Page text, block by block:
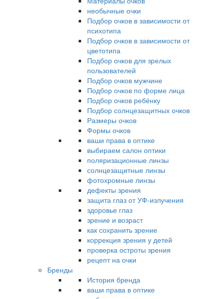
необычные очки
Подбор очков в зависимости от
психотипа
Подбор очков в зависимости от
цветотипа
Подбор очков для зрелых
пользователей
Подбор очков мужчине
Подбор очков по форме лица
Подбор очков ребёнку
Подбор солнцезащитных очков
Размеры очков
Формы очков
ваши права в оптике
выбираем салон оптики
поляризационные линзы
солнцезащитные линзы
фотохромные линзы
дефекты зрения
защита глаз от УФ-излучения
здоровье глаз
зрение и возраст
как сохранить зрение
коррекция зрения у детей
проверка остроты зрения
рецепт на очки
Бренды
История бренда
ваши права в оптике